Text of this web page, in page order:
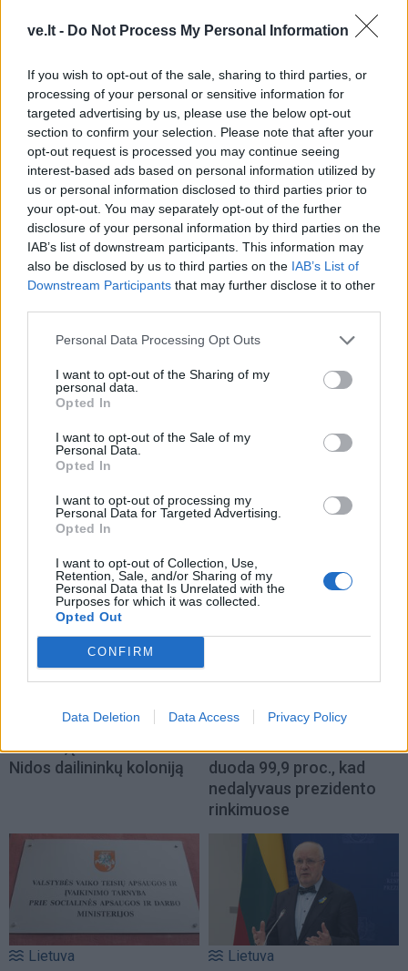
ve.lt - Do Not Process My Personal Information
If you wish to opt-out of the sale, sharing to third parties, or
processing of your personal or sensitive information for
targeted advertising by us, please use the below opt-out
section to confirm your selection. Please note that after your
opt-out request is processed you may continue seeing
interest-based ads based on personal information utilized by
us or personal information disclosed to third parties prior to
your opt-out. You may separately opt-out of the further
disclosure of your personal information by third parties on the
IAB’s list of downstream participants. This information may
also be disclosed by us to third parties on the IAB’s List of
Downstream Participants that may further disclose it to other
Personal Data Processing Opt Outs
I want to opt-out of the Sharing of my
personal data.
Opted In
I want to opt-out of the Sale of my
Personal Data.
Opted In
I want to opt-out of processing my
Personal Data for Targeted Advertising.
Opted In
I want to opt-out of Collection, Use,
Retention, Sale, and/or Sharing of my
Personal Data that Is Unrelated with the
Purposes for which it was collected.
Opted Out
CONFIRM
Data Deletion Data Access Privacy Policy
TAIP PAT SKAITYKITE
Lietuva
Statybos inspekcija
dar vieną pažeidimą:
nurodyta nugriauti dalį
Lietuva
nepriklausomos Lietuvos
Išleidžiamas pašto
ženklas, įamžinantis
Nidos dailininkų koloniją
Žiniasklaida: „Norfos“
savininkas Dundulis
duoda 99,9 proc., kad
nedalyvaus prezidento
rinkimuose
Lietuva Lietuva